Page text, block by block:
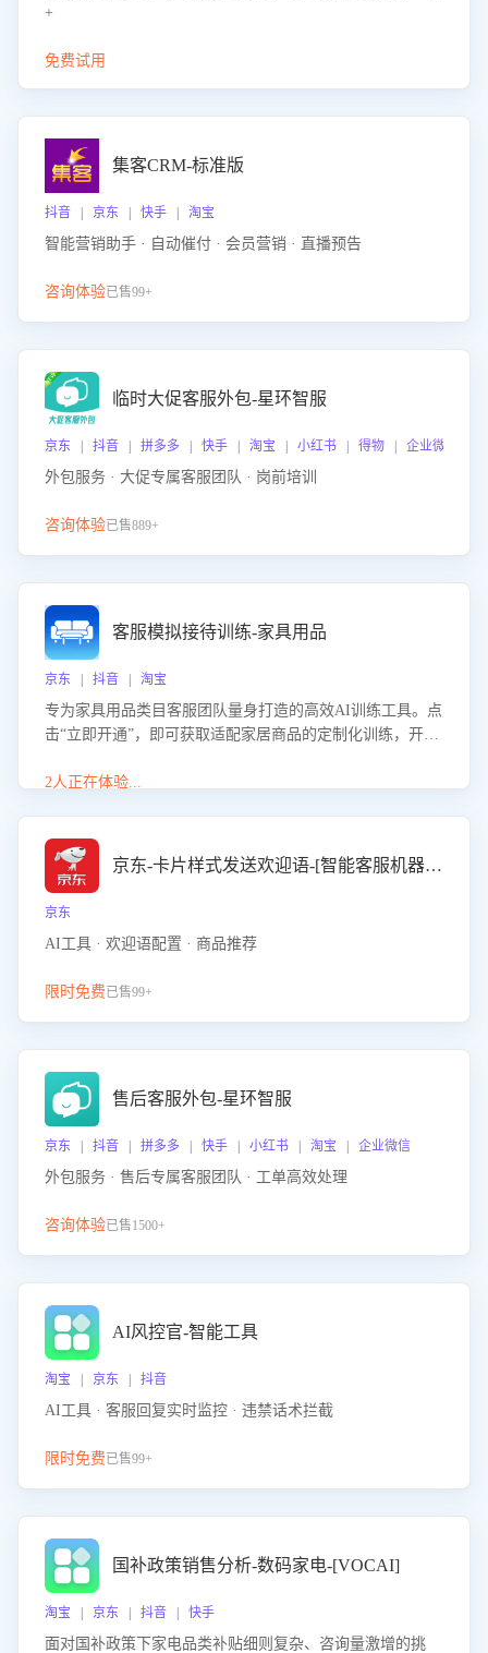
+
免费试用
集客CRM-标准版
抖音 | 京东 | 快手 | 淘宝
智能营销助手 · 自动催付 · 会员营销 · 直播预告
咨询体验已售99+
临时大促客服外包-星环智服
京东 | 抖音 | 拼多多 | 快手 | 淘宝 | 小红书 | 得物 | 企业微信
外包服务 · 大促专属客服团队 · 岗前培训
咨询体验已售889+
客服模拟接待训练-家具用品
京东 | 抖音 | 淘宝
专为家具用品类目客服团队量身打造的高效AI训练工具。点
击“立即开通”，即可获取适配家居商品的定制化训练，开启
能、尺寸参数咨询等高频场景下的专业应对能力。
2人正在体验...
京东-卡片样式发送欢迎语-[智能客服机器人]
京东
AI工具 · 欢迎语配置 · 商品推荐
限时免费已售99+
售后客服外包-星环智服
京东 | 抖音 | 拼多多 | 快手 | 小红书 | 淘宝 | 企业微信
外包服务 · 售后专属客服团队 · 工单高效处理
咨询体验已售1500+
AI风控官-智能工具
淘宝 | 京东 | 抖音
AI工具 · 客服回复实时监控 · 违禁话术拦截
限时免费已售99+
国补政策销售分析-数码家电-[VOCAI]
淘宝 | 京东 | 抖音 | 快手
面对国补政策下家电品类补贴细则复杂、咨询量激增的挑